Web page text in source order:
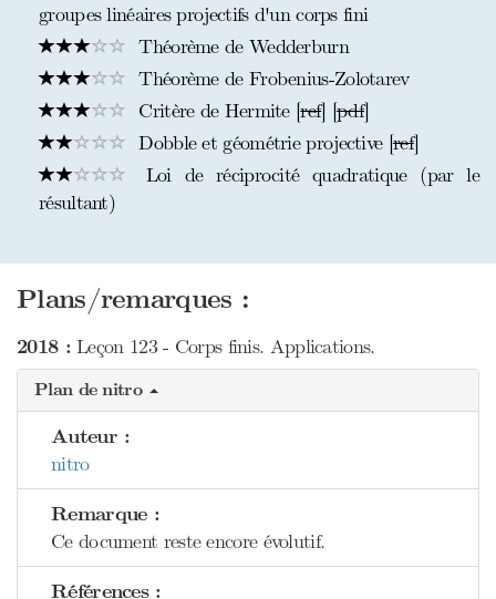
groupes linéaires projectifs d'un corps fini
Théorème de Wedderburn
Théorème de Frobenius-Zolotarev
Critère de Hermite [ref] [pdf]
Dobble et géométrie projective [ref]
Loi de réciprocité quadratique (par le
résultant)
Plans/remarques :
2018 :Leçon 123 - Corps finis. Applications.
Plan de nitro
Auteur :
nitro
Remarque :
Ce document reste encore évolutif.
Références :